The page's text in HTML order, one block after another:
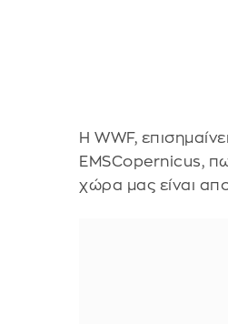
Η WWF,
EMSCopernicus,
χώρα μας είναι